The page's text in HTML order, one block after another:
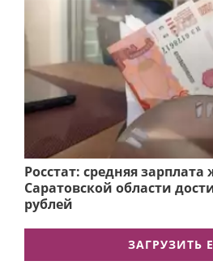
Росстат: средняя зарплата
Саратовской области
рублей
ЗАГРУЗИТЬ